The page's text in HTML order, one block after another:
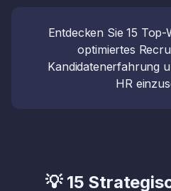
Entdecken Sie 15
optimiertes
Kandidatenerfahrung
HR
💡 15